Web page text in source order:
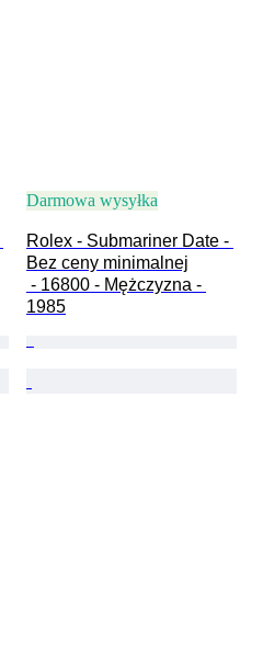
Darmowa wysyłka
Rolex - Submariner Date -
Bez ceny minimalnej
1985